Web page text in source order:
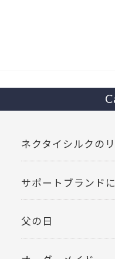
ネクタイシルクの
サポートブランド
父の日